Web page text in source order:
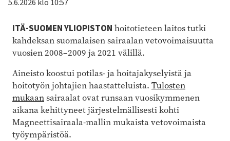
5.6.2026 klo 10:57
ITÄ-SUOMEN YLIOPISTON hoitotieteen laitos tutki
kahdeksan suomalaisen sairaalan vetovoimaisuutta
vuosien 2008–2009 ja 2021 välillä.
Aineisto koostui potilas- ja hoitajakyselyistä ja
hoitotyön johtajien haastatteluista. Tulosten
mukaansairaalat ovat runsaan vuosikymmenen
aikana kehittyneet järjestelmällisesti kohti
Magneettisairaala-mallin mukaista vetovoimaista
työympäristöä.